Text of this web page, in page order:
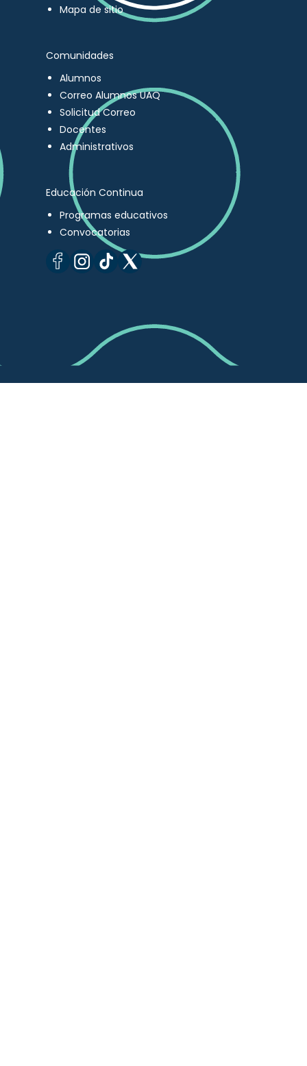
Mapa de sitio
Comunidades
Alumnos
Correo Alumnos UAQ
Solicitud Correo
Docentes
Administrativos
Educación Continua
Programas educativos
Convocatorias